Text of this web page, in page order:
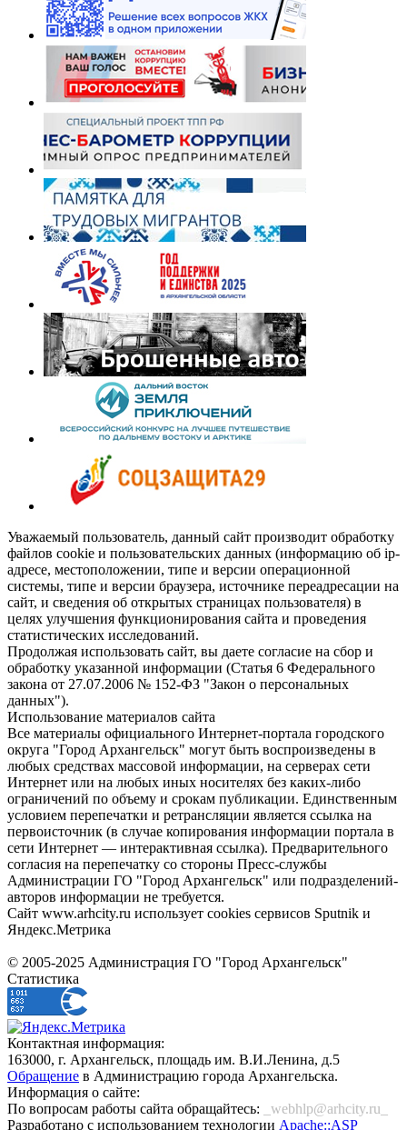
Уважаемый пользователь, данный сайт производит обработку
файлов cookie и пользовательских данных (информацию об ip-
адресе, местоположении, типе и версии операционной
системы, типе и версии браузера, источнике переадресации на
сайт, и сведения об открытых страницах пользователя) в
целях улучшения функционирования сайта и проведения
статистических исследований.
Продолжая использовать сайт, вы даете согласие на сбор и
обработку указанной информации (Статья 6 Федерального
закона от 27.07.2006 № 152-ФЗ "Закон о персональных
данных").
Использование материалов сайта
Все материалы официального Интернет-портала городского
округа "Город Архангельск" могут быть воспроизведены в
любых средствах массовой информации, на серверах сети
Интернет или на любых иных носителях без каких-либо
ограничений по объему и срокам публикации. Единственным
условием перепечатки и ретрансляции является ссылка на
первоисточник (в случае копирования информации портала в
сети Интернет — интерактивная ссылка). Предварительного
согласия на перепечатку со стороны Пресс-службы
Администрации ГО "Город Архангельск" или подразделений-
авторов информации не требуется.
Сайт www.arhcity.ru использует cookies сервисов Sputnik и
Яндекс.Метрика
© 2005-2025 Администрация ГО "Город Архангельск"
Статистика
Контактная информация:
163000, г. Архангельск, площадь им. В.И.Ленина, д.5
Обращение в Администрацию города Архангельска.
Информация о сайте:
По вопросам работы сайта обращайтесь:
_webhlp@arhcity.ru_
Разработано с использованием технологии Apache::ASP